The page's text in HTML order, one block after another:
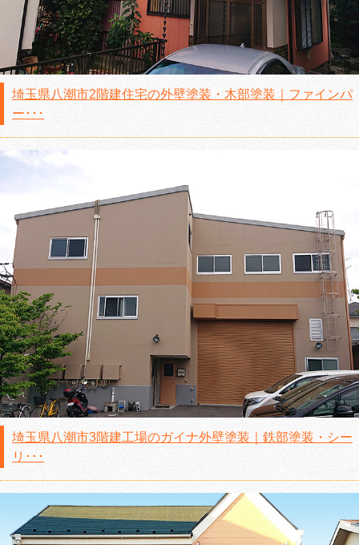
埼玉県八潮市2階建住宅の外壁塗装・木部塗装｜ファインパ
ー･･･
埼玉県八潮市3階建工場のガイナ外壁塗装｜鉄部塗装・シー
リ･･･